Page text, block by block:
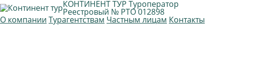
КОНТИНЕНТ ТУР Туроператор
Реестровый № РТО 012898
О компании Турагентствам Частным лицам Контакты